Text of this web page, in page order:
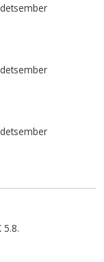
5.8.